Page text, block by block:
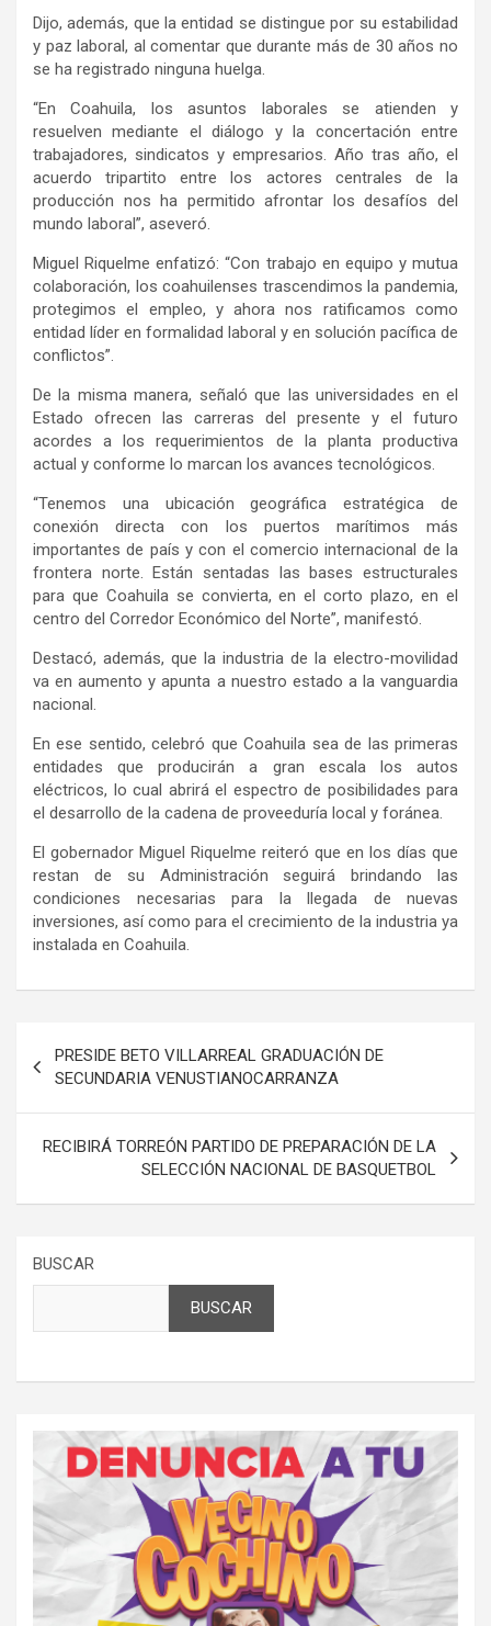
Dijo, además, que la entidad se distingue por su estabilidad
y paz laboral, al comentar que durante más de 30 años no
se ha registrado ninguna huelga.
“En Coahuila, los asuntos laborales se atienden y
resuelven mediante el diálogo y la concertación entre
trabajadores, sindicatos y empresarios. Año tras año, el
acuerdo tripartito entre los actores centrales de la
producción nos ha permitido afrontar los desafíos del
mundo laboral”, aseveró.
Miguel Riquelme enfatizó: “Con trabajo en equipo y mutua
colaboración, los coahuilenses trascendimos la pandemia,
protegimos el empleo, y ahora nos ratificamos como
entidad líder en formalidad laboral y en solución pacífica de
conflictos”.
De la misma manera, señaló que las universidades en el
Estado ofrecen las carreras del presente y el futuro
acordes a los requerimientos de la planta productiva
actual y conforme lo marcan los avances tecnológicos.
“Tenemos una ubicación geográfica estratégica de
conexión directa con los puertos marítimos más
importantes de país y con el comercio internacional de la
frontera norte. Están sentadas las bases estructurales
para que Coahuila se convierta, en el corto plazo, en el
centro del Corredor Económico del Norte”, manifestó.
Destacó, además, que la industria de la electro-movilidad
va en aumento y apunta a nuestro estado a la vanguardia
nacional.
En ese sentido, celebró que Coahuila sea de las primeras
entidades que producirán a gran escala los autos
eléctricos, lo cual abrirá el espectro de posibilidades para
el desarrollo de la cadena de proveeduría local y foránea.
El gobernador Miguel Riquelme reiteró que en los días que
restan de su Administración seguirá brindando las
condiciones necesarias para la llegada de nuevas
inversiones, así como para el crecimiento de la industria ya
instalada en Coahuila.
de
entradas
PRESIDE BETO VILLARREAL GRADUACIÓN DE
SECUNDARIA VENUSTIANOCARRANZA
RECIBIRÁ TORREÓN PARTIDO DE PREPARACIÓN DE LA
SELECCIÓN NACIONAL DE BASQUETBOL
BUSCAR
BUSCAR